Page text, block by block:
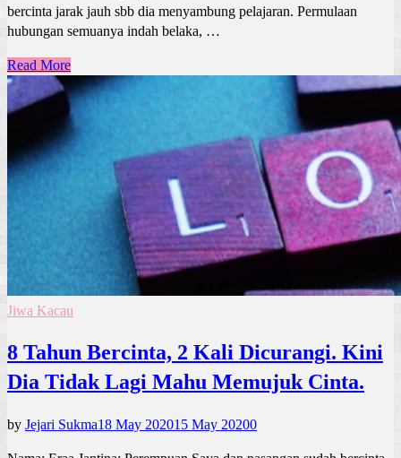
bercinta jarak jauh sbb dia menyambung pelajaran. Permulaan
hubungan semuanya indah belaka, …
Read More
Jiwa Kacau
8 Tahun Bercinta, 2 Kali Dicurangi. Kini
Dia Tidak Lagi Mahu Memujuk Cinta.
by Jejari Sukma18 May 202015 May 20200